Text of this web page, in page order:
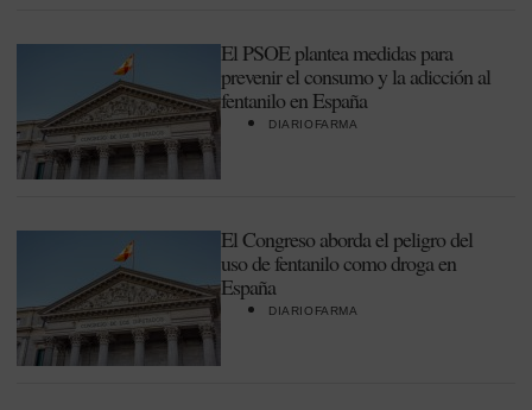
El PSOE plantea medidas para
prevenir el consumo y la adicción al
fentanilo en España
DIARIOFARMA
El Congreso aborda el peligro del
uso de fentanilo como droga en
España
DIARIOFARMA